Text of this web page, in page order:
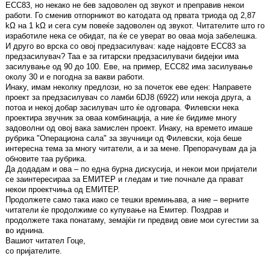
ECC83, но некако не бев задоволен од звукот и преправив некои
работи. Го сменив отпорникот во катодата од првата триода од 2,87
kΩ на 1 kΩ и сега сум повеќе задоволен од звукот. Читателите што го
изработиле нека се обидат, па ќе се уверат во оваа моја забелешка.
И друго во врска со овој предзасилувач: каде најдовте ECC83 за
предзасилувач? Таа е за гитарски предзасилувачи бидејки има
засилување од 90 до 100. Еве, на пример, ECC82 има засилување
околу 30 и е погодна за вакви работи.
Инаку, имам неколку предлози, но за почеток еве еден: Направете
проект за предзасилувач со ламби 6DJ8 (6922) или некоја друга, а
потоа и некој добар засилувач што ќе одговара. Филевски нека
проектира звучник за оваа комбинација, а ние ќе бидиме многу
задоволни од овој вака замислен проект. Инаку, на времето имаше
рубрика "Операциона сала" за звучници од Филевски, која беше
интересна тема за многу читатели, а и за мене. Препорачувам да ја
обновите таа рубрика.
Да додадам и ова – по една бурна дискусија, и некои мои пријатели
се заинтересираа за ЕМИТЕР и гледам и тие почнале да прават
некои проектчиња од ЕМИТЕР.
Продолжете само така иако се тешки времињава, а ние – верните
читатели ќе продолжиме со купување на Емитер. Поздрав и
продолжете така понатаму, земајќи ги предвид овие мои сугестии за
во иднина.
Вашиот читател Гоце,
со пријателите.